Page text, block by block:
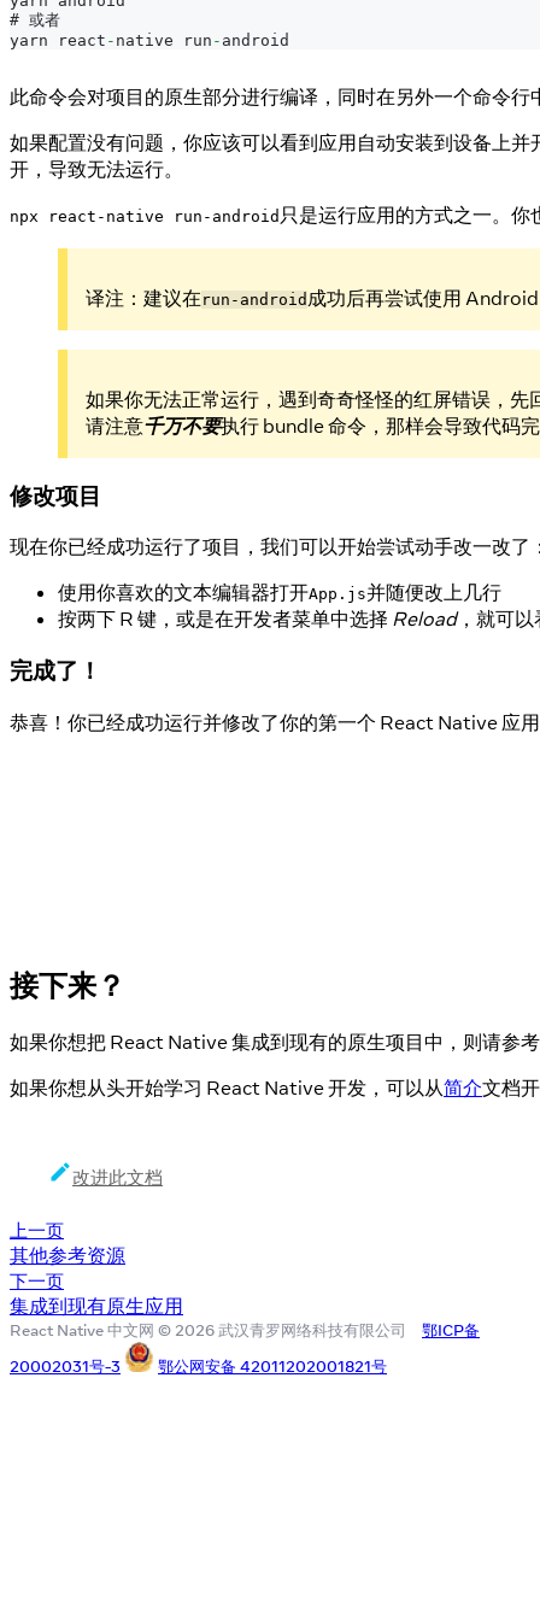
# 或者
yarn react - native run - android
此命令会对项目的原生部分进行编译，同时在另外一个命令行
如果配置没有问题，你应该可以看到应用自动安装到设备上
开，导致无法运行。
npx react-native run-android 只是运行应用的方式之一。
译注：建议在 run-android 成功后再尝试使用
如果你无法正常运行，遇到奇奇怪怪的红屏错误，先
请注意千万不要执行 bundle 命令，那样会导致代码
修改项目
现在你已经成功运行了项目，我们可以开始尝试动手改一改了
使用你喜欢的文本编辑器打开App.js并随便改上几行
按两下 R 键，或是在开发者菜单中选择 Reload，就可以
完成了！
恭喜！你已经成功运行并修改了你的第一个 React Native 应用
接下来？
如果你想把 React Native 集成到现有的原生项目中，则请参考
如果你想从头开始学习 React Native 开发，可以从简介文档
改进此文档
上一页
其他参考资源
下一页
集成到现有原生应用
React Native 中文网 © 2026 武汉青罗网络科技有限公司
鄂ICP备
20002031号-3
鄂公网安备 42011202001821号